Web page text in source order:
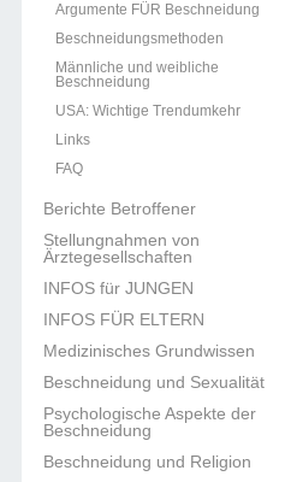
Argumente FÜR Beschneidung
Beschneidungsmethoden
Männliche und weibliche
Beschneidung
USA: Wichtige Trendumkehr
Links
FAQ
Berichte Betroffener
Stellungnahmen von
Ärztegesellschaften
INFOS für JUNGEN
INFOS FÜR ELTERN
Medizinisches Grundwissen
Beschneidung und Sexualität
Psychologische Aspekte der
Beschneidung
Beschneidung und Religion